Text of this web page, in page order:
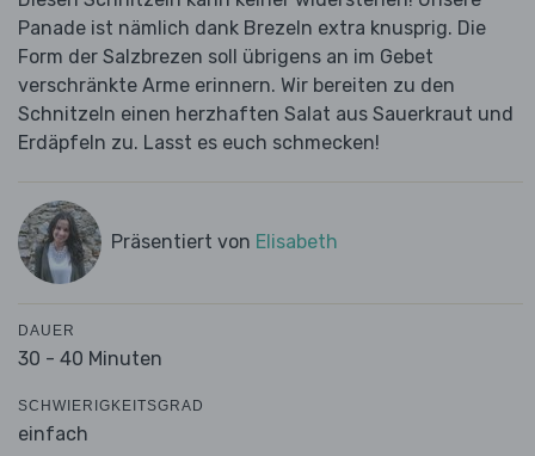
Panade ist nämlich dank Brezeln extra knusprig. Die
Form der Salzbrezen soll übrigens an im Gebet
verschränkte Arme erinnern. Wir bereiten zu den
Schnitzeln einen herzhaften Salat aus Sauerkraut und
Erdäpfeln zu. Lasst es euch schmecken!
Präsentiert von Elisabeth
DAUER
30 - 40 Minuten
SCHWIERIGKEITSGRAD
einfach